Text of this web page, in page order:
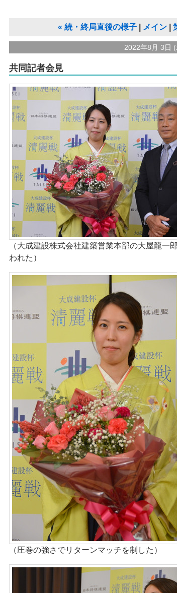
« 続・終局直後の様子 メイン
2022年8月 3日
共同記者会見
（大成建設株式会社建築営業本部の大屋龍一
われた）
（圧巻の強さでリターンマッチを制した）